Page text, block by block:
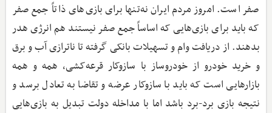
صفر است. امروز مردم ایران نه‌تنها برای بازی‌های ذاتاً جمع صفر
که باید برای بازی‌هایی که اساساً جمع صفر نیستند هم انرژی هدر
بدهند. از دریافت وام و تسهیلات بانکی گرفته تا ناترازی آب و برق
و خرید خودرو از خودروساز با سازوکار قرعه‌کشی، همه و همه
بازارهایی است که باید با سازوکار عرضه و تقاضا به تعادل برسد و
نتیجه بازی برد-برد باشد اما با مداخله دولت تبدیل به بازی‌هایی